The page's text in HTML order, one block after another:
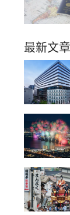
最新文章